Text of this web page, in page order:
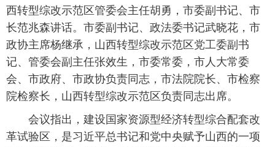
西转型综改示范区管委会主任胡勇，市委副书记、市
长范兆森讲话。市委副书记、政法委书记武晓花，市
政协主席杨继承，山西转型综改示范区党工委副书
记、管委会副主任张效生，市委常委，市人大常委
会、市政府、市政协负责同志，市法院院长、市检察
院检察长，山西转型综改示范区负责同志出席。
会议指出，建设国家资源型经济转型综合配套改
革试验区，是习近平总书记和党中央赋予山西的一项